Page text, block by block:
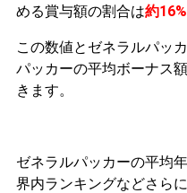
める賞与額の割合は約16%
この数値とゼネラルパッ
パッカーの平均ボーナス
きます。
ゼネラルパッカーの平均
界内ランキングなどさら